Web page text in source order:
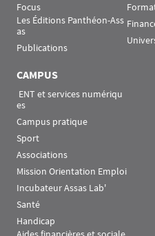
Focus
Les Éditions Panthéon-Ass
as
Publications
CAMPUS
es
Campus pratique
Sport
Associations
Mission Orientation Emploi
Incubateur Assas Lab'
Santé
Handicap